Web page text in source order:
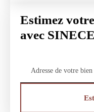
Estimez
avec
Adresse de votre bien